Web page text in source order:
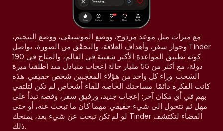
مع ميزات مثل موعد مزدوج، ووضع الموسيقى، ووضع التنجيم،
وجواز سفر، وأهداف العلاقة، والتحقّق من الصورة، يواصل Tinder
كونه تطبيق المواعدة الأكثر شعبية في العالم، والمتاح في 190
دولة، مع أكثر من 55 مليار حالة إعجاب متبادل منذ أطلقنا ميزة
السَحب. وراء كل واحد من هؤلاء المعجبين شخص حقيقي. هذه
كانت الفكرة دائمًا. مساحتك الخاصة للقاء أشخاص لم تكن لتلتقي
بهم في أي مكان آخر: إعجاب جديد، ورفيق سفر، وقصة تبدأ على
مهل ثم تتحول إلى شيء حقيقي. مهما كان ما تبحث عنه، أو حتى
لو لم تكن تبحث عن شيء بعد، يمنحك Tinder الفضاء لتكتشف
ذلك.